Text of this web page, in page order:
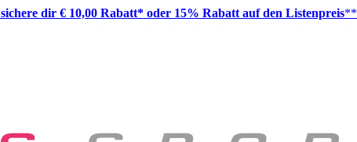
sichere dir € 10,00 Rabatt* oder 15% Rabatt auf den Listenpreis**